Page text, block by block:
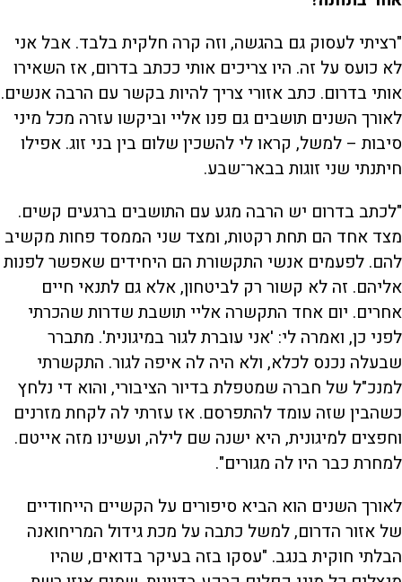
"רציתי לעסוק גם בהגשה, וזה קרה חלקית בלבד. אבל אני
לא כועס על זה. היו צריכים אותי ככתב בדרום, אז השאירו
אותי בדרום. כתב אזורי צריך להיות בקשר עם הרבה אנשים.
לאורך השנים תושבים גם פנו אליי וביקשו עזרה מכל מיני
סיבות – למשל, קראו לי להשכין שלום בין בני זוג. אפילו
חיתנתי שני זוגות בבאר־שבע.
"לכתב בדרום יש הרבה מגע עם התושבים ברגעים קשים.
מצד אחד הם תחת רקטות, ומצד שני הממסד פחות מקשיב
להם. לפעמים אנשי התקשורת הם היחידים שאפשר לפנות
אליהם. זה לא קשור רק לביטחון, אלא גם לתנאי חיים
אחרים. יום אחד התקשרה אליי תושבת שדרות שהכרתי
לפני כן, ואמרה לי: 'אני עוברת לגור במיגונית'. מתברר
שבעלה נכנס לכלא, ולא היה לה איפה לגור. התקשרתי
למנכ"ל של חברה שמטפלת בדיור הציבורי, והוא די נלחץ
כשהבין שזה עומד להתפרסם. אז עזרתי לה לקחת מזרנים
וחפצים למיגונית, היא ישנה שם לילה, ועשינו מזה אייטם.
למחרת כבר היו לה מגורים".
לאורך השנים הוא הביא סיפורים על הקשיים הייחודיים
של אזור הדרום, למשל כתבה על מכת גידול המריחואנה
הבלתי חוקית בנגב. "עסקו בזה בעיקר בדואים, שהיו